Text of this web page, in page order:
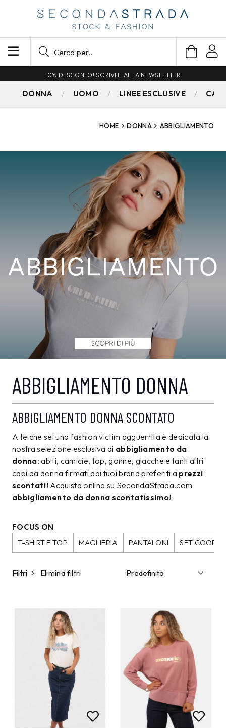
SPEDIZIONE GRATUITA PER ORDINI SUPERIORI A 79€
DONNA UOMO LINEE ESCLUSIVE
HOME DONNA ABBIGLIAMENTO
ABBIGLIAMENTO DONNA
ABBIGLIAMENTO DONNA SCONTATO
A te che sei una fashion victim agguerrita è dedicata la
nostra selezione esclusiva di abbigliamento da
donna: abiti, camicie, top, gonne, giacche e tanti altri
capi da donna firmati dai tuoi brand preferiti a prezzi
scontati! Acquista online su SecondaStrada.com
abbigliamento da donna scontatissimo!
FOCUS ON
T-SHIRT E TOP
MAGLIERIA PANTALONI SET
Filtri Elimina filtri